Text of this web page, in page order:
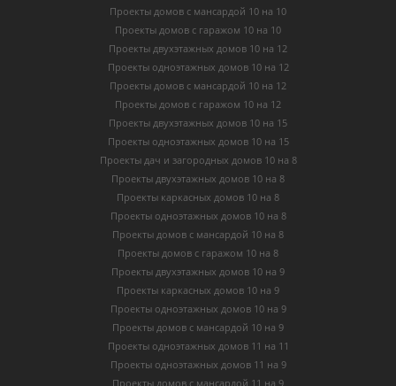
Проекты домов с мансардой 10 на 10
Проекты домов с гаражом 10 на 10
Проекты двухэтажных домов 10 на 12
Проекты одноэтажных домов 10 на 12
Проекты домов с мансардой 10 на 12
Проекты домов с гаражом 10 на 12
Проекты двухэтажных домов 10 на 15
Проекты одноэтажных домов 10 на 15
Проекты дач и загородных домов 10 на 8
Проекты двухэтажных домов 10 на 8
Проекты каркасных домов 10 на 8
Проекты одноэтажных домов 10 на 8
Проекты домов с мансардой 10 на 8
Проекты домов с гаражом 10 на 8
Проекты двухэтажных домов 10 на 9
Проекты каркасных домов 10 на 9
Проекты одноэтажных домов 10 на 9
Проекты домов с мансардой 10 на 9
Проекты одноэтажных домов 11 на 11
Проекты одноэтажных домов 11 на 9
Проекты домов с мансардой 11 на 9